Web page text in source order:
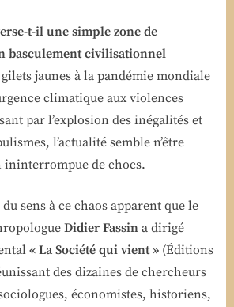
t-il une simple zone de
basculement civilisationnel
gilets jaunes à la pandémie mondiale
climatique aux violences
par l’explosion des inégalités et
l’actualité semble n’être
ininterrompue de chocs.
sens à ce chaos apparent que le
Didier Fassin a dirigé
« La Société qui vient » (Éditions
des dizaines de chercheurs
économistes, historiens,